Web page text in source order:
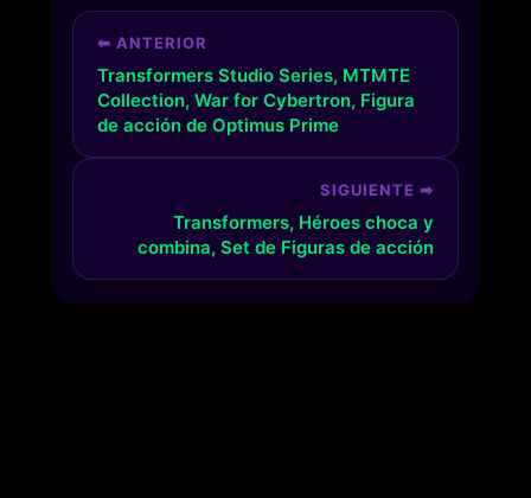
⬅ ANTERIOR
Transformers Studio Series, MTMTE
Collection, War for Cybertron, Figura
de acción de Optimus Prime
SIGUIENTE ➡
Transformers, Héroes choca y
combina, Set de Figuras de acción